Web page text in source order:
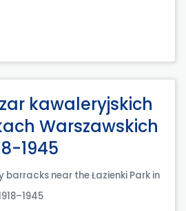
kawaleryjskich
Warszawskich
1945
near the Łazienki Park in